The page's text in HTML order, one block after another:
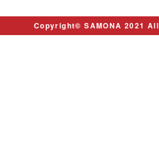
Copyright© SAMONA 2021